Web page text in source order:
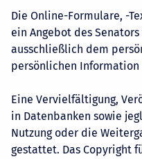
Die Online-Formulare, -
ein Angebot des
ausschließlich dem
persönlichen Information
Eine Vervielfältigung,
in Datenbanken sowie
Nutzung oder die
gestattet. Das Copyright